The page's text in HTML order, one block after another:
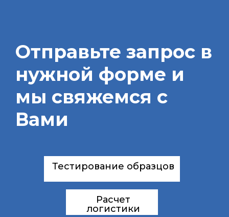
Отправьте запрос в
нужной форме и
мы свяжемся с
Вами
Тестирование образцов
Расчет
логистики